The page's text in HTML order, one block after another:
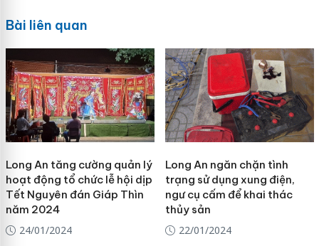
Bài liên quan
Long An tăng cường quản lý
hoạt động tổ chức lễ hội dịp
Tết Nguyên đán Giáp Thìn
năm 2024
24/01/2024
Long An ngăn chặn tình
trạng sử dụng xung điện,
ngư cụ cấm để khai thác
thủy sản
22/01/2024